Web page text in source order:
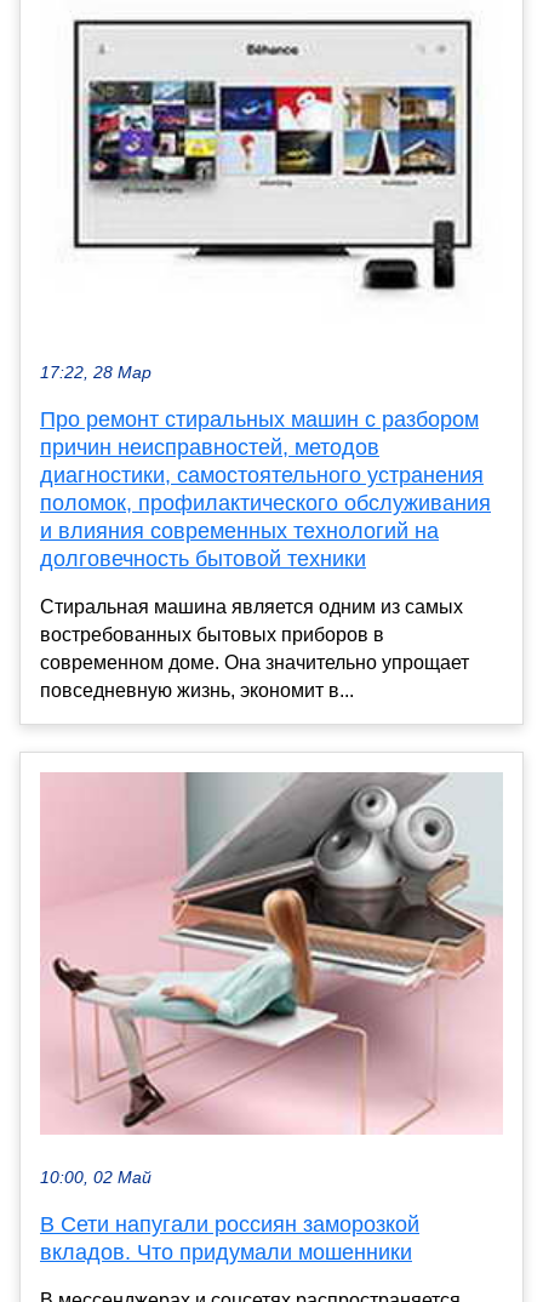
17:22, 28 Мар
Про ремонт стиральных машин с разбором
причин неисправностей, методов
диагностики, самостоятельного устранения
поломок, профилактического обслуживания
и влияния современных технологий на
долговечность бытовой техники
Стиральная машина является одним из самых
востребованных бытовых приборов в
современном доме. Она значительно упрощает
повседневную жизнь, экономит в...
10:00, 02 Май
В Сети напугали россиян заморозкой
вкладов. Что придумали мошенники